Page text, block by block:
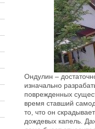
Ондулин –
изначально
поврежденных
время ставший
то, что он
дождевых капель.